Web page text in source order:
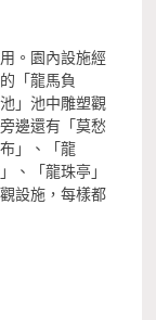
。園內設施經
「龍馬負
」池中雕塑觀
邊還有「莫愁
」、「龍
、「龍珠亭」
設施，每樣都